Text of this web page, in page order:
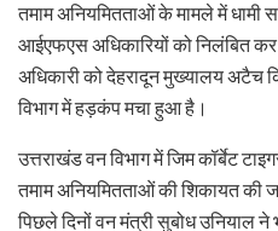
तमाम अनियमितताओं के मामले में धामी
आईएफएस अधिकारियों को निलंबित
अधिकारी को देहरादून मुख्यालय अटैच
विभाग में हड़कंप मचा हुआ है।
उत्तराखंड वन विभाग में जिम कॉर्बेट
तमाम अनियमितताओं की शिकायत की
पिछले दिनों वन मंत्री सुबोध उनियाल